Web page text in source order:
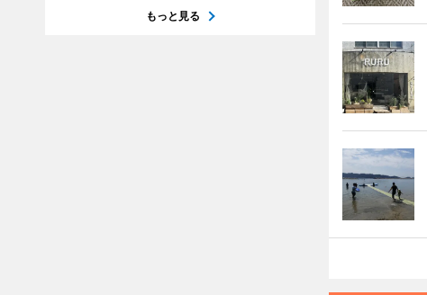
もっと見る